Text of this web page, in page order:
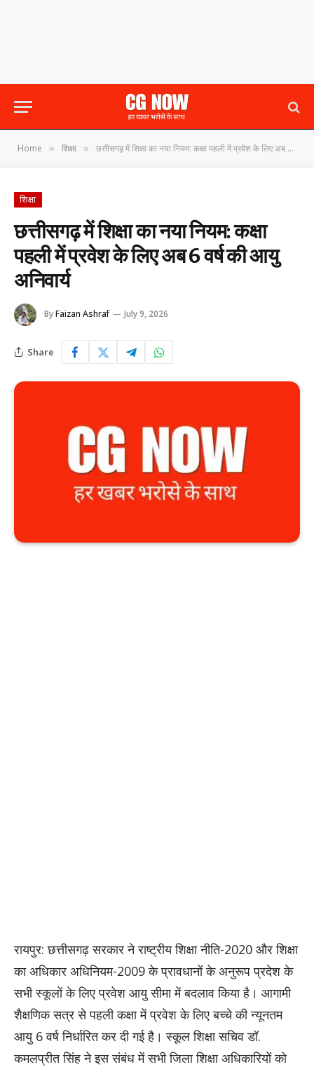
Home » शिक्षा » छत्तीसगढ़ में शिक्षा का नया नियम: कक्षा पहली में प्रवेश के लिए अब 6 वर्ष की आयु अनिवार्य
शिक्षा
छत्तीसगढ़ में शिक्षा का नया नियम: कक्षा
पहली में प्रवेश के लिए अब 6 वर्ष की आयु
अनिवार्य
ByFaizan Ashraf July 9, 2026
Share
रायपुर: छत्तीसगढ़ सरकार ने राष्ट्रीय शिक्षा नीति-2020 और शिक्षा
का अधिकार अधिनियम-2009 के प्रावधानों के अनुरूप प्रदेश के
सभी स्कूलों के लिए प्रवेश आयु सीमा में बदलाव किया है। आगामी
शैक्षणिक सत्र से पहली कक्षा में प्रवेश के लिए बच्चे की न्यूनतम
आयु 6 वर्ष निर्धारित कर दी गई है। स्कूल शिक्षा सचिव डॉ.
कमलप्रीत सिंह ने इस संबंध में सभी जिला शिक्षा अधिकारियों को